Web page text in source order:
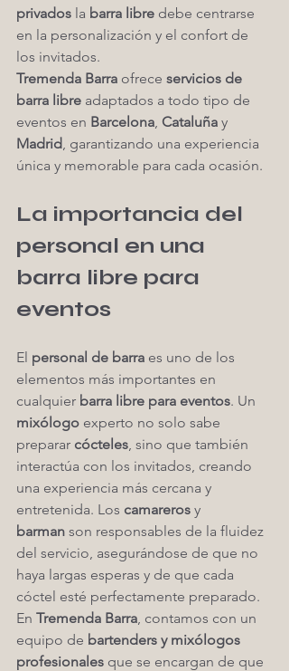
privados la barra libre debe centrarse
en la personalización y el confort de
los invitados.
Tremenda Barra ofrece servicios de
barra libre adaptados a todo tipo de
eventos en Barcelona, Cataluña y
Madrid, garantizando una experiencia
única y memorable para cada ocasión.
La importancia del
personal en una
barra libre para
eventos
El personal de barra es uno de los
elementos más importantes en
cualquier barra libre para eventos. Un
mixólogo experto no solo sabe
preparar cócteles, sino que también
interactúa con los invitados, creando
una experiencia más cercana y
entretenida. Los camareros y
barman son responsables de la fluidez
del servicio, asegurándose de que no
haya largas esperas y de que cada
cóctel esté perfectamente preparado.
En Tremenda Barra, contamos con un
equipo de bartenders y mixólogos
profesionales que se encargan de que